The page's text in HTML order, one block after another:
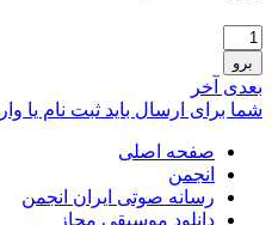
برو
بعدی آخر
شما برای ارسال باید ثبت نام یا
صفحه اصلی
انجمن
رسانه صوتی ایران انجمن
دانلود موسیقی مجاز